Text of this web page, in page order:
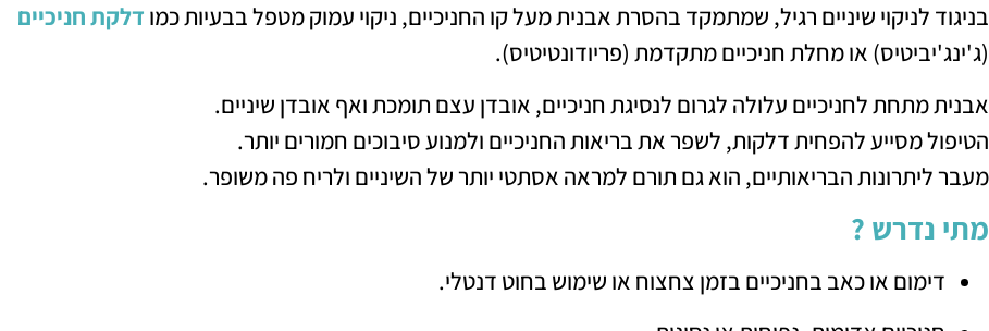
בניגוד לניקוי שיניים רגיל, שמתמקד בהסרת אבנית מעל קו החניכיים, ניקוי עמוק מטפל בבעיות כמו דלקת חניכיים
(ג'ינג'יביטיס) או מחלת חניכיים מתקדמת (פריודונטיטיס).
אבנית מתחת לחניכיים עלולה לגרום לנסיגת חניכיים, אובדן עצם תומכת ואף אובדן שיניים.
הטיפול מסייע להפחית דלקות, לשפר את בריאות החניכיים ולמנוע סיבוכים חמורים יותר.
מעבר ליתרונות הבריאותיים, הוא גם תורם למראה אסתטי יותר של השיניים ולריח פה משופר.
מתי נדרש ?
דימום או כאב בחניכיים בזמן צחצוח או שימוש בחוט דנטלי.